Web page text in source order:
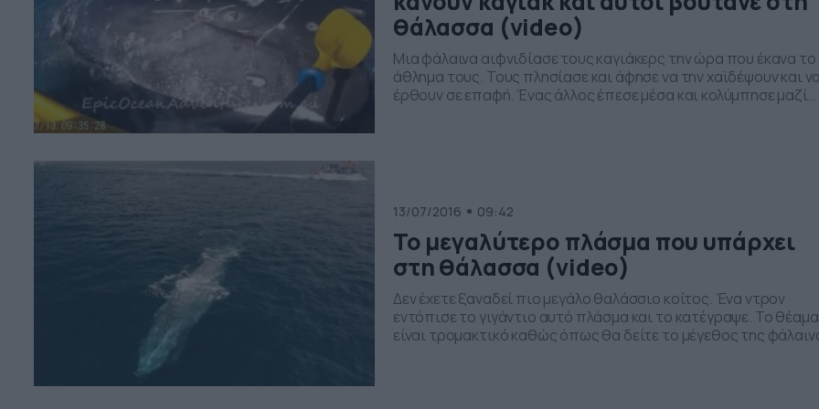
θάλασσα (video)
Μια φάλαινα αιφνιδίασε τους καγιάκερς την ώρα που έκανα το
άθλημα τους. Τους πλησίασε και άφησε να την χαϊδέψουν και
έρθουν σε επαφή. Ένας άλλος έπεσε μέσα και κολύμπησε μαζί
13/07/2016 09:42
Το μεγαλύτερο πλάσμα που υπάρχει
στη θάλασσα (video)
Δεν έχετε ξαναδεί πιο μεγάλο θαλάσσιο κοίτος. Ένα ντρον
εντόπισε το γιγάντιο αυτό πλάσμα και το κατέγραψε. Το θέαμα
είναι τρομακτικό καθώς όπως θα δείτε το μέγεθος της